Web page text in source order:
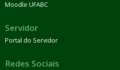
Moodle UFABC
Servidor
Portal do Servidor
Redes Sociais